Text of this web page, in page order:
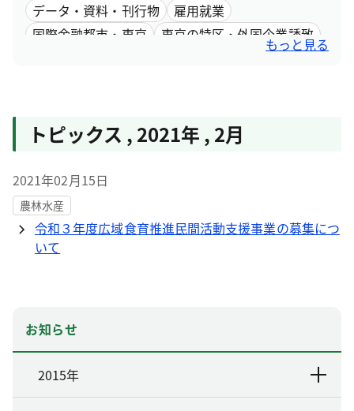
データ・資料・刊行物
雇用就業
国際金融都市・東京
東京の特区・外国企業誘致
もっと見る
トピックス , 2021年 , 2月
2021年02月15日
農林水産
令和３年度広域食育推進民間活動支援事業の募集につ
いて
お知らせ
2015年